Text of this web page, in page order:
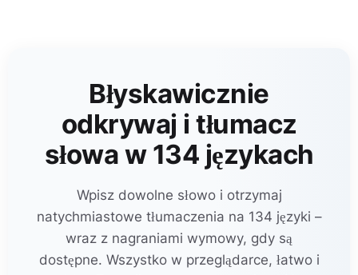
Błyskawicznie
odkrywaj i tłumacz
słowa w 134 językach
Wpisz dowolne słowo i otrzymaj
natychmiastowe tłumaczenia na 134 języki –
wraz z nagraniami wymowy, gdy są
dostępne. Wszystko w przeglądarce, łatwo i